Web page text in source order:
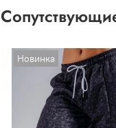
Новинка